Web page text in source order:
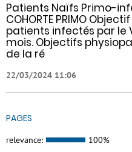
Patients Naïfs Primo-
COHORTE PRIMO
patients infectés par le
mois. Objectifs
de la ré
22/03/2024 11:06
PAGES
relevance: 100%